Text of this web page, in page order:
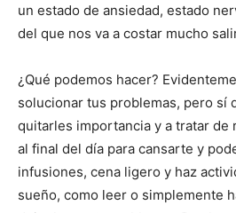
un estado de ansiedad, estado
del que nos va a costar mucho
¿Qué podemos hacer?
solucionar tus problemas, pero sí
quitarles importancia y a tratar de
al final del día para cansarte y
infusiones, cena ligero y haz
sueño, como leer o simplemente